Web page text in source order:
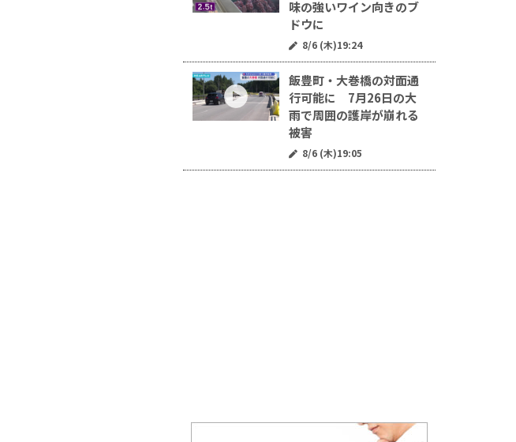
味の強いワイン向きのブ
ドウに
8/6 (木)19:24
飯豊町・大巻橋の対面通
行可能に 7月26日の大
雨で周囲の護岸が崩れる
被害
8/6 (木)19:05